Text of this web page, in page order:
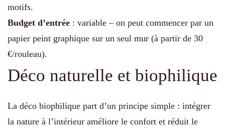
motifs.
Budget d’entrée : variable – on peut commencer par un
papier peint graphique sur un seul mur (à partir de 30
€/rouleau).
Déco naturelle et biophilique
La déco biophilique part d’un principe simple : intégrer
la nature à l’intérieur améliore le confort et réduit le